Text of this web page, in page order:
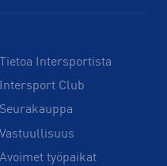
Tietoa Intersportista
Intersport Club
Seurakauppa
Vastuullisuus
Avoimet työpaikat